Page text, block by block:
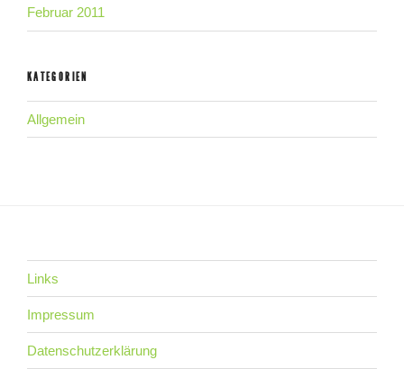
Februar 2011
KATEGORIEN
Allgemein
Links
Impressum
Datenschutzerklärung